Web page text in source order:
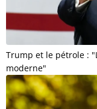
Trump et le pétrole :
moderne"